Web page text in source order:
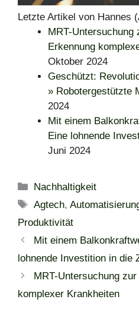
Letzte Artikel von Hannes (
MRT-Untersuchung
Erkennung
Oktober 2024
Geschützt:
» Robotergestützte
2024
Mit einem
Eine lohnende
Juni 2024
Kategorien
Nachhaltigkeit
Schlagwörter
Agtech,
Produktivität
Mit einem
lohnende Investition in die
MRT-Untersuchung
komplexer Krankheiten